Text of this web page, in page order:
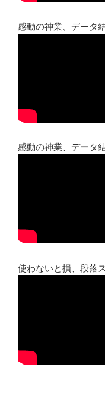
感動の神業、データ
感動の神業、データ
使わないと損、段落